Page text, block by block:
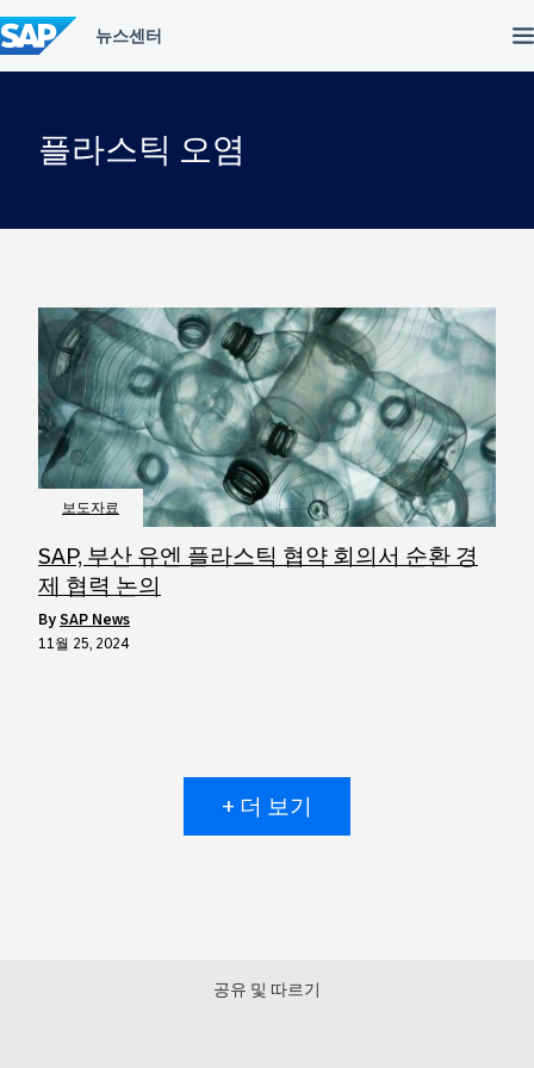
텐
츠
건
플라스틱 오염
보도자료
SAP, 부산 유엔 플라스틱 협약 회의서 순환 경
제 협력 논의
by SAP News
11월 25, 2024
+ 더 보기
공유 및 따르기